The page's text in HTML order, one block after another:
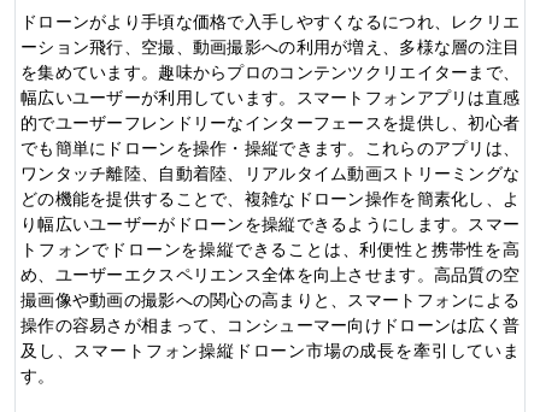
ドローンがより手頃な価格で入手しやすくなるにつれ、レクリエ
ーション飛行、空撮、動画撮影への利用が増え、多様な層の注目
を集めています。趣味からプロのコンテンツクリエイターまで、
幅広いユーザーが利用しています。スマートフォンアプリは直感
的でユーザーフレンドリーなインターフェースを提供し、初心者
でも簡単にドローンを操作・操縦できます。これらのアプリは、
ワンタッチ離陸、自動着陸、リアルタイム動画ストリーミングな
どの機能を提供することで、複雑なドローン操作を簡素化し、よ
り幅広いユーザーがドローンを操縦できるようにします。スマー
トフォンでドローンを操縦できることは、利便性と携帯性を高
め、ユーザーエクスペリエンス全体を向上させます。高品質の空
撮画像や動画の撮影への関心の高まりと、スマートフォンによる
操作の容易さが相まって、コンシューマー向けドローンは広く普
及し、スマートフォン操縦ドローン市場の成長を牽引していま
す。